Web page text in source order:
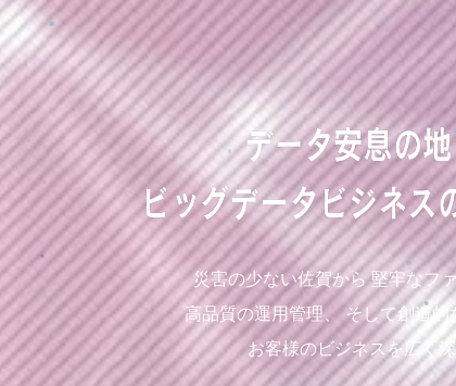
災害の少ない佐賀から堅牢なフ
高品質の運用管理、 そして創造的
お客様のビジネスを広く